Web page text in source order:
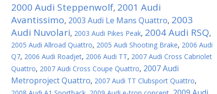
2000 Audi Steppenwolf, 2001 Audi
Avantissimo, 2003 Audi Le Mans Quattro, 2003
Audi Nuvolari, 2003 Audi Pikes Peak, 2004 Audi RSQ,
2005 Audi Allroad Quattro, 2005 Audi Shooting Brake, 2006 Audi
Q7, 2006 Audi Roadjet, 2006 Audi TT, 2007 Audi Cross Cabriolet
Quattro, 2007 Audi Cross Coupe Quattro, 2007 Audi
Metroproject Quattro, 2007 Audi TT Clubsport Quattro,